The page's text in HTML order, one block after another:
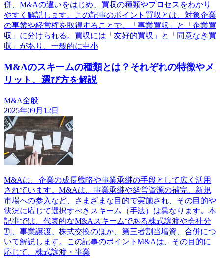
併、M&Aの違いをはじめ、買収の種類やプロセスをわかり
やすく解説します。この記事のポイント買収とは、対象企業
の事業や経営権を取得することで、「事業買収」と「企業買
収」に分けられる。買収には「友好的買収」と「同意なき買
収」があり、一般的に中小
M&Aのスキームの種類とは？それぞれの特徴やメ
リット、選び方を解説
M&A全般
2025年09月12日
M&Aは、企業の成長戦略や事業承継の手段として広く活用
されています。M&Aは、事業承継や経営資源の補完、新規
市場への参入など、さまざまな目的で実施され、その目的や
状況に応じて選択すべきスキーム（手法）は異なります。本
記事では、代表的なM&Aスキームである株式譲渡や会社分
割、事業譲渡、株式交換のほか、第三者割当増資、合併につ
いて解説します。この記事のポイントM&Aは、その目的に
応じて、株式譲渡・事業